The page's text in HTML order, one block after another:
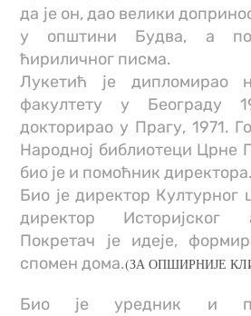
да је он, дао велики
у општини Будва, а
ћириличног писма.
Лукетић је дипломирао
факултету у Београду
докторирао у Прагу, 1971.
Народној библиотеци Црне
био је и помоћник директора.
Био је директор Културног
директор Историјског
Покретач је идеје,
спомен дома.(ЗА ОПШИРНИЈЕ
Био је уредник и